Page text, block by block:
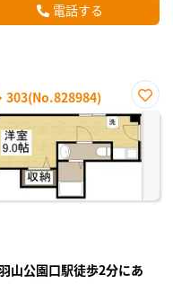
電話する
303(No.828984)
お気
に入
り登
録
山公園口駅徒歩2分にあ